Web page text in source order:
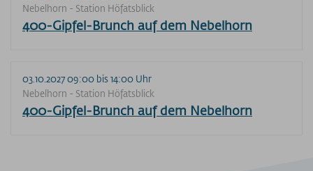
Nebelhorn - Station Höfatsblick
400-Gipfel-Brunch auf dem Nebelhorn
03.10.2027 09:00 bis 14:00 Uhr
Nebelhorn - Station Höfatsblick
400-Gipfel-Brunch auf dem Nebelhorn